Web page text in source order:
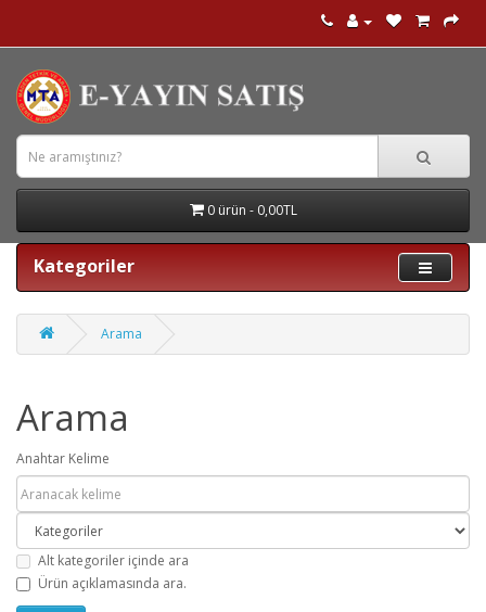
0 ürün - 0,00TL
Kategoriler
Arama
Arama
Anahtar Kelime
Alt kategoriler içinde ara
Ürün açıklamasında ara.